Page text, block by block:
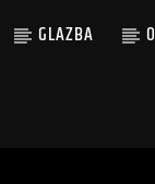
GLAZBA